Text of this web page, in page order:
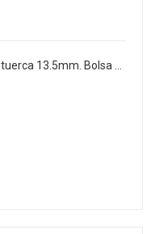
[PG-13.5] Prensaestopa plástica con tuerca 13.5mm. Bolsa x 100